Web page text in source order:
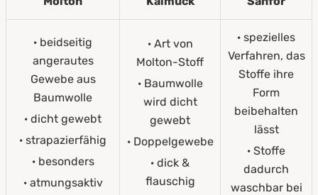
· beidseitig
angerautes
Gewebe aus
Baumwolle
· dicht gewebt
· strapazierfähig
· besonders
· atmungsaktiv
· Art von
Molton-Stoff
· Baumwolle
wird dicht
gewebt
· Doppelgewebe
· dick &
flauschig
· spezielles
Verfahren, das
Stoffe ihre
Form
beibehalten
lässt
· Stoffe
dadurch
waschbar bei